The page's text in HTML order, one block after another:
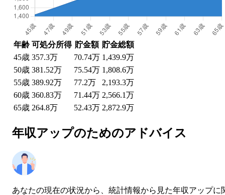
年齢 可処分所得 貯金額 貯金総額
45歳 357.3万 70.74万 1,439.9万
50歳 381.52万 75.54万 1,808.6万
55歳 389.92万 77.2万
2,193.3万
60歳 360.83万 71.44万 2,566.1万
65歳 264.8万 52.43万 2,872.9万
年収アップのためのアドバイス
あなたの現在の状況から、統計情報から見た年収アップに